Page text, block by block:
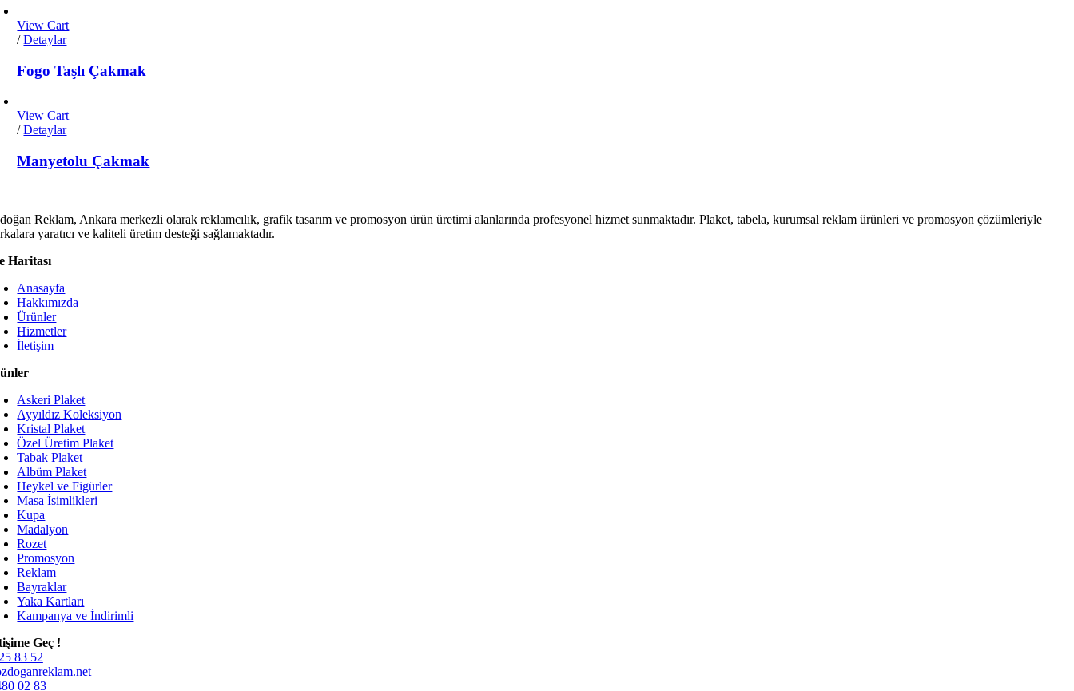
View Cart
/ Detaylar
Fogo Taşlı Çakmak
View Cart
/ Detaylar
Manyetolu Çakmak
Reklam, Ankara merkezli olarak reklamcılık, grafik tasarım ve promosyon ürün üretimi alanlarında profesyonel hizmet sunmaktadır. Plaket, tabela, kurumsal reklam ürünleri ve promosyon çözümleriyle
yaratıcı ve kaliteli üretim desteği sağlamaktadır.
Haritası
Anasayfa
Hakkımızda
Ürünler
Hizmetler
İletişim
Askeri Plaket
Ayyıldız Koleksiyon
Kristal Plaket
Özel Üretim Plaket
Tabak Plaket
Albüm Plaket
Heykel ve Figürler
Masa İsimlikleri
Kupa
Madalyon
Rozet
Promosyon
Reklam
Bayraklar
Yaka Kartları
Kampanya ve İndirimli
Geç !
83 52
02 83